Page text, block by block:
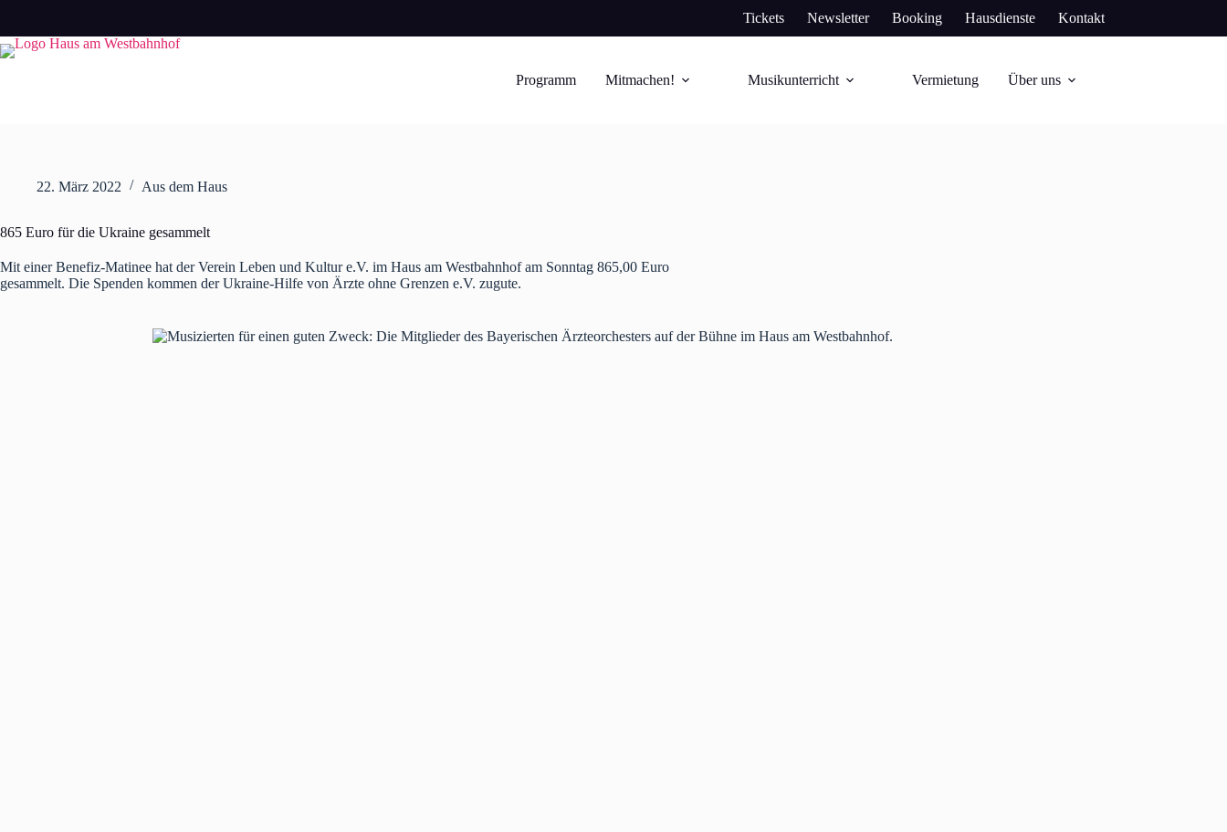
springen
Tickets Newsletter Booking Hausdienste Kontakt
Programm Mitmachen! Musikunterricht Vermietung Über uns
22. März 2022 Aus dem Haus
865 Euro für die Ukraine gesammelt
Mit einer Benefiz-Matinee hat der Verein Leben und Kultur e.V. im Haus am Westbahnhof am Sonntag 865,00 Euro
gesammelt. Die Spenden kommen der Ukraine-Hilfe von Ärzte ohne Grenzen e.V. zugute.